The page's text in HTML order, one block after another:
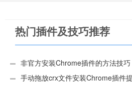
热门插件及技巧推荐
非官方安装Chrome插件的方法技巧
手动拖放crx文件安装Chrome插件